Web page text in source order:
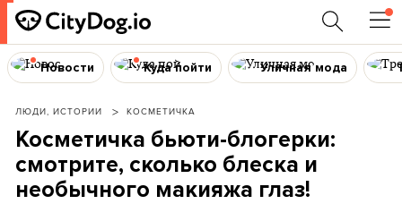
Новости Куда пойти Уличная мода
ЛЮДИ, ИСТОРИИ КОСМЕТИЧКА
Косметичка бьюти-блогерки:
смотрите, сколько блеска и
необычного макияжа глаз!